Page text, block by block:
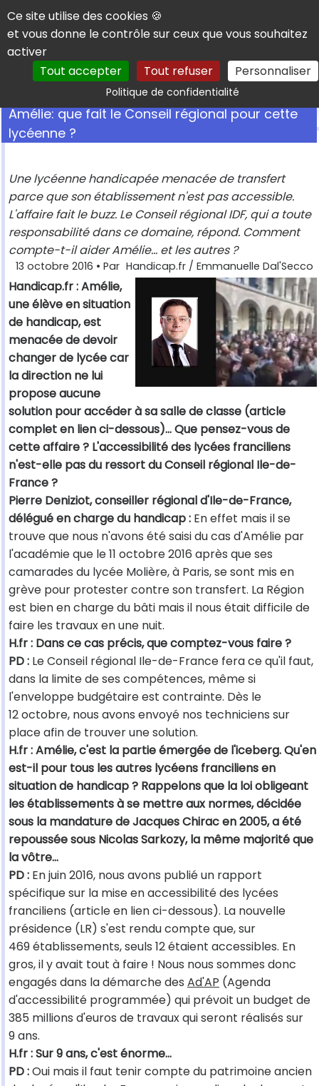
Panneau de gestion des cookies
Ce site utilise des cookies 🍪
et vous donne le contrôle sur ceux que vous souhaitez
activer
Tout accepter
Tout refuser Personnaliser
Politique de confidentialitéRechercher
Amélie: que fait le Conseil régional pour cette
lycéenne ?
Une lycéenne handicapée menacée de transfert
parce que son établissement n'est pas accessible.
L'affaire fait le buzz. Le Conseil régional IDF, qui a toute
responsabilité dans ce domaine, répond. Comment
compte-t-il aider Amélie... et les autres ?
13 octobre 2016 • Par Handicap.fr / Emmanuelle Dal'Secco
Handicap.fr : Amélie,
une élève en situation
de handicap, est
menacée de devoir
changer de lycée car
la direction ne lui
propose aucune
solution pour accéder à sa salle de classe (article
complet en lien ci-dessous)… Que pensez-vous de
cette affaire ? L'accessibilité des lycées franciliens
n'est-elle pas du ressort du Conseil régional Ile-de-
France ?
Pierre Deniziot, conseiller régional d'Ile-de-France,
délégué en charge du handicap : En effet mais il se
trouve que nous n'avons été saisi du cas d'Amélie par
l'académie que le 11 octobre 2016 après que ses
camarades du lycée Molière, à Paris, se sont mis en
grève pour protester contre son transfert. La Région
est bien en charge du bâti mais il nous était difficile de
faire les travaux en une nuit.
H.fr : Dans ce cas précis, que comptez-vous faire ?
PD : Le Conseil régional Ile-de-France fera ce qu'il faut,
dans la limite de ses compétences, même si
l'enveloppe budgétaire est contrainte. Dès le
12 octobre, nous avons envoyé nos techniciens sur
place afin de trouver une solution.
H.fr : Amélie, c'est la partie émergée de l'iceberg. Qu'en
est-il pour tous les autres lycéens franciliens en
situation de handicap ? Rappelons que la loi obligeant
les établissements à se mettre aux normes, décidée
sous la mandature de Jacques Chirac en 2005, a été
repoussée sous Nicolas Sarkozy, la même majorité que
la vôtre…
PD : En juin 2016, nous avons publié un rapport
spécifique sur la mise en accessibilité des lycées
franciliens (article en lien ci-dessous). La nouvelle
présidence (LR) s'est rendu compte que, sur
469 établissements, seuls 12 étaient accessibles. En
gros, il y avait tout à faire ! Nous nous sommes donc
engagés dans la démarche des Ad'AP (Agenda
d'accessibilité programmée) qui prévoit un budget de
385 millions d'euros de travaux qui seront réalisés sur
9 ans.
H.fr : Sur 9 ans, c'est énorme…
PD :Oui mais il faut tenir compte du patrimoine ancien